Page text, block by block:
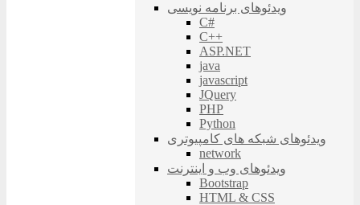
ویدئوهای برنامه نویسی
C#
C++
ASP.NET
java
javascript
JQuery
PHP
Python
ویدئوهای شبکه های کامپیوتری
network
ویدئوهای وب و اینترنت
Bootstrap
HTML & CSS